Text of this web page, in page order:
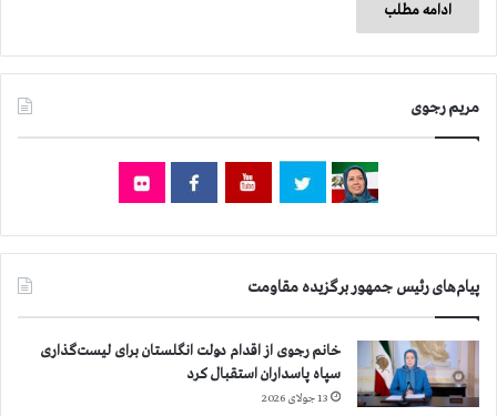
ادامه مطلب
مریم رجوی
پیام‌های رئیس جمهور برگزیده مقاومت
خانم رجوی از اقدام دولت انگلستان برای لیست‌گذاری
سپاه پاسداران استقبال کرد
13 جولای 2026